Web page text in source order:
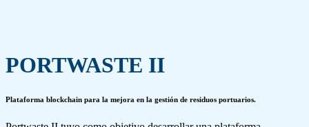
PORTWASTE II
Plataforma blockchain para la mejora en la gestión de residuos portuarios.